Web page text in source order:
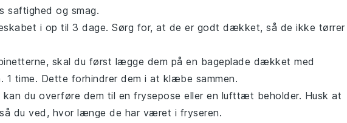
saftighed og smag.
i op til 3 dage. Sørg for, at de er godt dækket, så de ikke tørrer
, skal du først lægge dem på en bageplade dækket med
1 time. Dette forhindrer dem i at klæbe sammen.
kan du overføre dem til en frysepose eller en lufttæt beholder. Husk at
du ved, hvor længe de har været i fryseren.